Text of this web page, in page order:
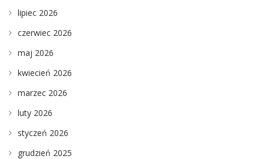
lipiec 2026
czerwiec 2026
maj 2026
kwiecień 2026
marzec 2026
luty 2026
styczeń 2026
grudzień 2025